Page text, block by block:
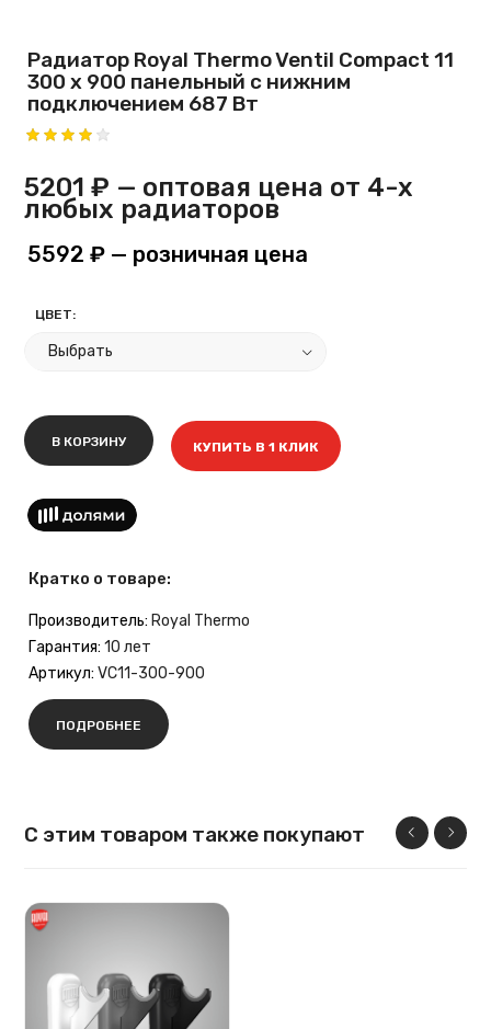
Радиатор Royal Thermo Ventil Compact 11
300 х 900 панельный с нижним
подключением 687 Вт
5201 ₽ — оптовая цена от 4-х
любых радиаторов
5592 ₽ — розничная цена
ЦВЕТ:
В КОРЗИНУ КУПИТЬ В 1 КЛИК
Кратко о товаре:
Производитель: Royal Thermo
Гарантия: 10 лет
Артикул: VC11-300-900
ПОДРОБНЕЕ
С этим товаром также покупают